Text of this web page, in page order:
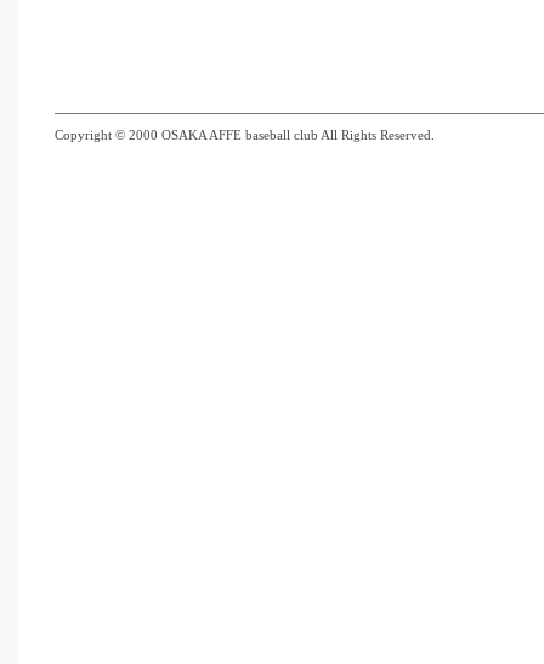
Copyright © 2000 OSAKA AFFE baseball club All Rights Reserved.